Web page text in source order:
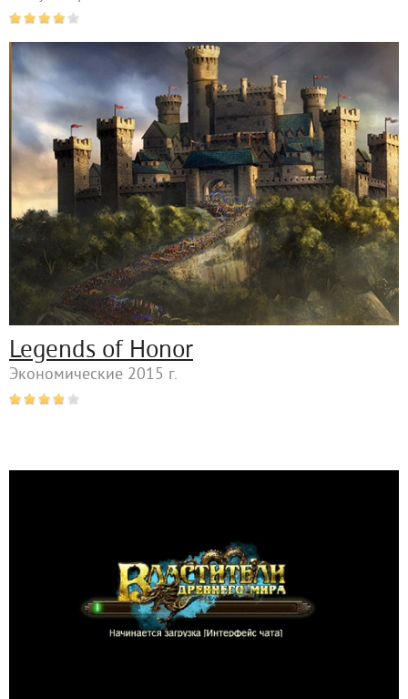
Legends of Honor
Экономические 2015 г.